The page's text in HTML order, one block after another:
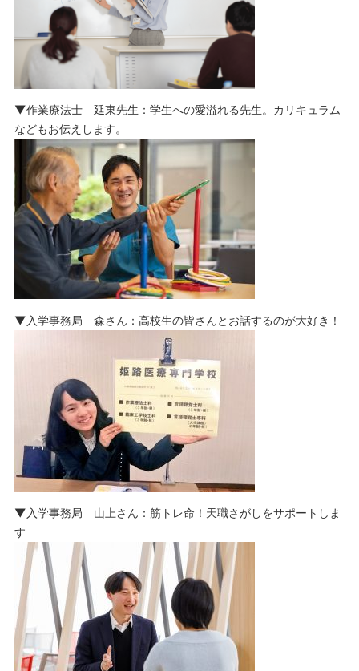
▼作業療法士 延東先生：学生への愛溢れる先生。カリキュラム
などもお伝えします。
▼入学事務局 森さん：高校生の皆さんとお話するのが大好き！
▼入学事務局 山上さん：筋トレ命！天職さがしをサポートしま
す